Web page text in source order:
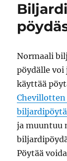
Normaali
pöydälle
käyttää
Chevillotten
ja muuntuu
Pöytää